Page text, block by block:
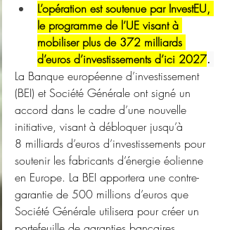
L’opération est soutenue par InvestEU,
le programme de l’UE visant à
mobiliser plus de 372 milliards
d’euros d’investissements d’ici 2027.
La Banque européenne d’investissement
(BEI) et Société Générale ont signé un
accord dans le cadre d’une nouvelle
initiative, visant à débloquer jusqu’à
8 milliards d’euros d’investissements pour
soutenir les fabricants d’énergie éolienne
en Europe. La BEI apportera une contre-
garantie de 500 millions d’euros que
Société Générale utilisera pour créer un